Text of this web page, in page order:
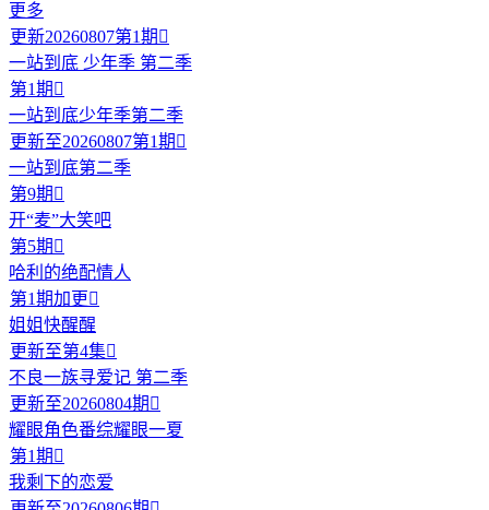
更多
更新20260807第1期 
一站到底 少年季 第二季
第1期 
一站到底少年季第二季
更新至20260807第1期 
一站到底第二季
第9期 
开“麦”大笑吧
第5期 
哈利的绝配情人
第1期加更 
姐姐快醒醒
更新至第4集
不良一族寻爱记 第二季
更新至20260804期 
耀眼角色番综耀眼一夏
第1期 
我剩下的恋爱